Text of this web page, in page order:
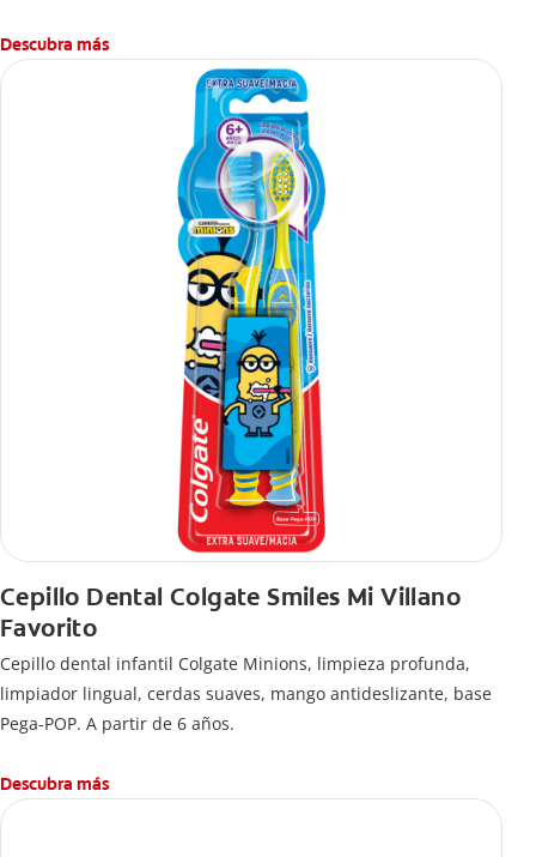
Descubra más
Cepillo Dental Colgate Smiles Mi Villano
Favorito
Cepillo dental infantil Colgate Minions, limpieza profunda,
limpiador lingual, cerdas suaves, mango antideslizante, base
Pega-POP. A partir de 6 años.
Descubra más